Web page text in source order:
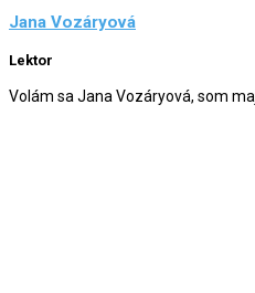
Jana Vozáryová
Lektor
Volám sa Jana Vozáryová, som